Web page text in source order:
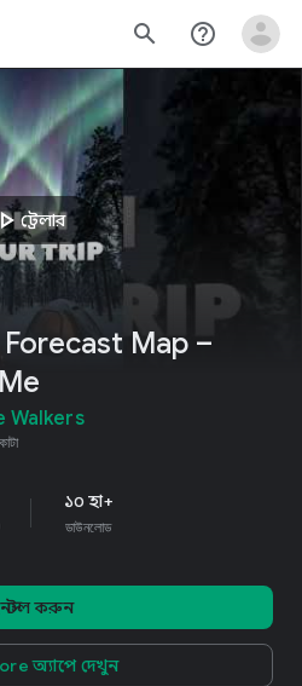
search help_outline
ট্রেলার
Map –
Walkers
১০ হা+
ডাউনলোড
করুন
অ্যাপে দেখুন